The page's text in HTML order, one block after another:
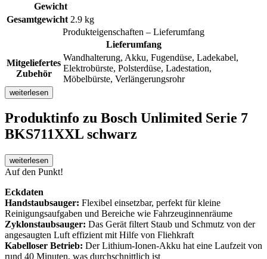
Gewicht
Gesamtgewicht 2.9 kg
Produkteigenschaften – Lieferumfang
Lieferumfang
Mitgeliefertes
Zubehör
Wandhalterung, Akku, Fugendüse, Ladekabel,
Elektrobürste, Polsterdüse, Ladestation,
Möbelbürste, Verlängerungsrohr
weiterlesen
Produktinfo zu Bosch Unlimited Serie 7
BKS711XXL schwarz
weiterlesen
Auf den Punkt!
Eckdaten
Handstaubsauger: Flexibel einsetzbar, perfekt für kleine
Reinigungsaufgaben und Bereiche wie Fahrzeuginnenräume
Zyklonstaubsauger: Das Gerät filtert Staub und Schmutz von der
angesaugten Luft effizient mit Hilfe von Fliehkraft
Kabelloser Betrieb: Der Lithium-Ionen-Akku hat eine Laufzeit von
rund 40 Minuten, was durchschnittlich ist